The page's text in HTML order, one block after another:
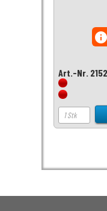
Art.-Nr.